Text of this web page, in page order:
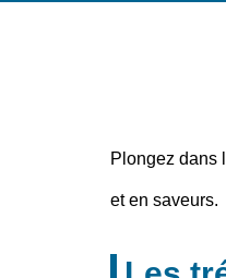
Plongez dans
et en saveurs.